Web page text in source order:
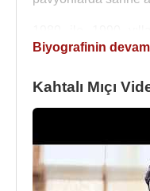
Kahtalı Mıçı, 1991
yerleşti.
Kasap,Mahsuni
seslendirmiştir.
Biyografinin devamı
Kahtalı Mıçı